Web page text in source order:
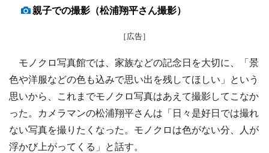
親子での撮影（松浦翔平さん撮影）
［広告］
モノクロ写真館では、家族などの記念日を大切に、「景
色や洋服などの色も込みで思い出を残してほしい」という
思いから、これまでモノクロ写真はあえて撮影してこなか
った。カメラマンの松浦翔平さんは「日々是好日では撮れ
ない写真を撮りたくなった。モノクロは色がない分、人が
浮かび上がってくる」と話す。